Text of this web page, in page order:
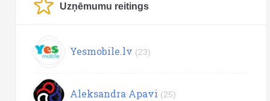
Uzņēmumu reitings
Yesmobile.lv (23)
Aleksandra Apavi (25)